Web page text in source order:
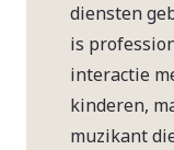
diensten
is
interactie
kinderen,
muzikant